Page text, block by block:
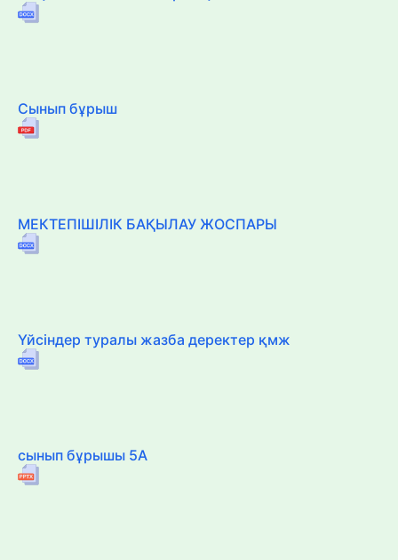
Сынып бұрыш
МЕКТЕПІШІЛІК БАҚЫЛАУ ЖОСПАРЫ
Үйсіндер туралы жазба деректер қмж
сынып бұрышы 5А